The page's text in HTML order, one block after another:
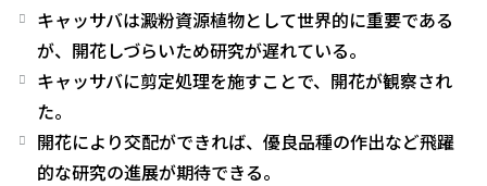
キャッサバは澱粉資源植物として世界的に重要である
が、開花しづらいため研究が遅れている。
キャッサバに剪定処理を施すことで、開花が観察され
た。
開花により交配ができれば、優良品種の作出など飛躍
的な研究の進展が期待できる。